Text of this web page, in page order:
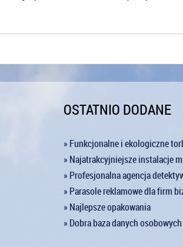
OSTATNIO DODANE
» Funkcjonalne i ekologiczne
» Najatrakcyjniejsze instalacje
» Profesjonalna agencja
» Parasole reklamowe dla firm
» Najlepsze opakowania
» Dobra baza danych